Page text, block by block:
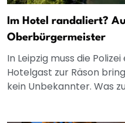
Im Hotel randaliert?
Oberbürgermeister
In Leipzig muss die
Hotelgast zur Räson
kein Unbekannter. Was